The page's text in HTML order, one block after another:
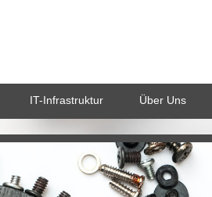
IT-Infrastruktur Über Uns